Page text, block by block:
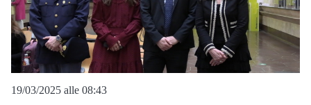
19/03/2025 alle 08:43